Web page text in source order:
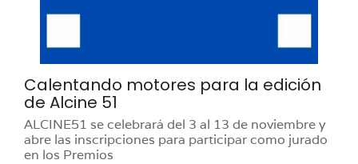
Calentando motores para la edición
de Alcine 51
ALCINE51 se celebrará del 3 al 13 de noviembre y
abre las inscripciones para participar como jurado
en los Premios